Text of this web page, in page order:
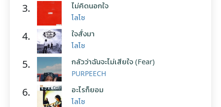
3. ไม่คิดนอกใจ
โลโซ
4. ใจสั่งมา
โลโซ
5. กลัวว่าฉันจะไม่เสียใจ (Fear)
PURPEECH
6. อะไรก็ยอม
โลโซ